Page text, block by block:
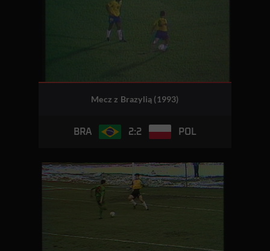
Mecz z Brazylią (1993)
BRA 2:2 POL